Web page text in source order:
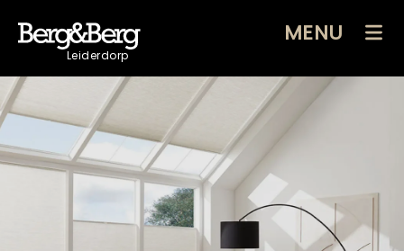
Leiderdorp
MENU